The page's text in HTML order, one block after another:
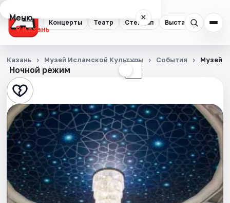
Концерты Театр Стендап Выставки
Меню ×
Казань
Концерты
Театр
Стендап
Выставки
Квесты
Экскурсии
Спорт
Ночной режим ☾
Казань Музей Исламской Культуры События Музей